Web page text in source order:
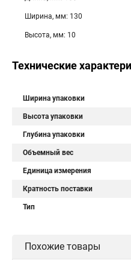
Ширина, мм: 130
Высота, мм: 10
Технические
Ширина упаковки
Высота упаковки
Глубина упаковки
Объемный вес
Единица измерения
Кратность поставки
Тип
Похожие товары